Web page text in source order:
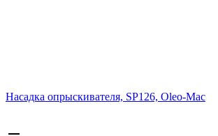
Насадка опрыскивателя, SP126, Oleo-Mac